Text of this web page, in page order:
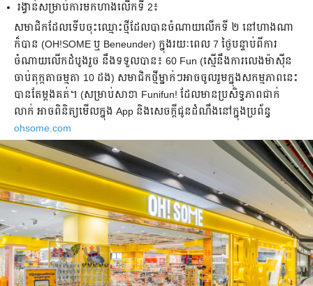
រង្វាន់សម្រាប់​ការ​មក​ហាង​លើក​ទី 2៖
សមាជិក​ដែល​ទើប​ចុះឈ្មោះ​ថ្មី​ដែល​បាន​ចំណាយ​លើក​ទី ២ នៅ​ហាង​ណា​
ក៏បាន (OH!SOME ឬ Beneunder) ក្នុង​រយៈពេល 7 ថ្ងៃ​បន្ទាប់ពី​ការ​
ចំណាយ​លើក​ដំបូងរួច នឹង​ទទួល​បាន៖ 60 Fun (ស្មើនឹង​ការ​លេង​ម៉ាស៊ីន​
ចាប់​តុក្កតា​ធម្មតា 10 ដង) សមាជិក​ថ្មី​ម្នាក់ៗ​អាច​ចូលរួម​ក្នុង​សកម្មភាព​នេះ​
បាន​តែម្តង​គត់។ (សម្រាប់​សាខា Funifun! ដែល​មាន​ប្រសិទ្ធភាព​ជាក់
លាក់ អាច​ពិនិត្យ​មើល​ក្នុង App និងសេចក្តីជូនដំណឹង​នៅ​ក្នុង​ប្រព័ន្ធ
ohsome.com